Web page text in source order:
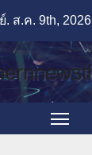
. ส.ค. 9th, 2026